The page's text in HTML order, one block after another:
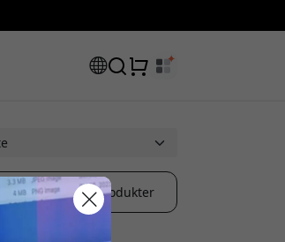
Bläddra bland produkter